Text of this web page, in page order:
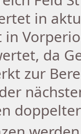
in
da
zur